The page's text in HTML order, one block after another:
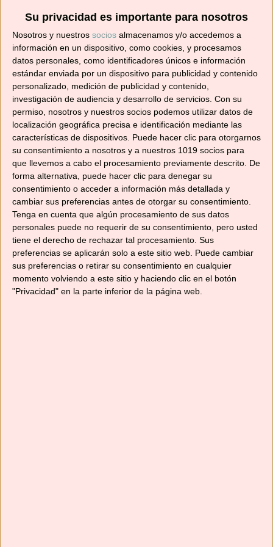
Su privacidad es importante para nosotros
Nosotros y nuestros socios almacenamos y/o accedemos a
información en un dispositivo, como cookies, y procesamos
datos personales, como identificadores únicos e información
estándar enviada por un dispositivo para publicidad y contenido
personalizado, medición de publicidad y contenido,
investigación de audiencia y desarrollo de servicios. Con su
permiso, nosotros y nuestros socios podemos utilizar datos de
localización geográfica precisa e identificación mediante las
características de dispositivos. Puede hacer clic para otorgarnos
su consentimiento a nosotros y a nuestros 1019 socios para
que llevemos a cabo el procesamiento previamente descrito. De
forma alternativa, puede hacer clic para denegar su
consentimiento o acceder a información más detallada y
cambiar sus preferencias antes de otorgar su consentimiento.
Tenga en cuenta que algún procesamiento de sus datos
personales puede no requerir de su consentimiento, pero usted
tiene el derecho de rechazar tal procesamiento. Sus
preferencias se aplicarán solo a este sitio web. Puede cambiar
sus preferencias o retirar su consentimiento en cualquier
momento volviendo a este sitio y haciendo clic en el botón
"Privacidad" en la parte inferior de la página web.
Suscríbete ahora para recibir todas las recetas
en tu correo.
¡No te pierdas ninguna! 👩‍🍳👨‍🍳
Dirección
de
correo
electrónico
Suscribir
YouTube